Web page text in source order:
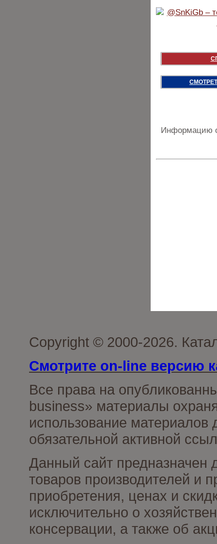
Информацию
Copyright © 2000-2026.
Смотрите on-line версию
Все права на
business» материалы
использование материалов
обязательной активной
Данный сайт предназначен
товаров производителей и
приобретения, ценах и
исключительно о
консервации, а также об